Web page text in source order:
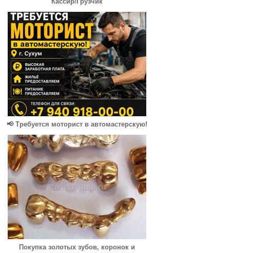
📢 Требуется моторист в автомастерскую!
Покупка золотых зубов, коронок и